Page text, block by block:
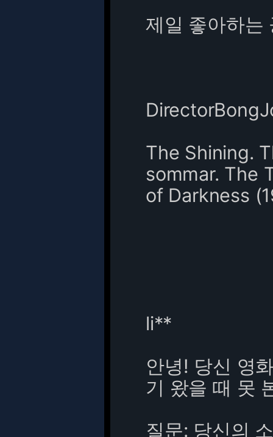
제일 좋아하는
The Shining.
sommar. The
of Darkness
li**
안녕! 당신 영
기 왔을 때 못
질문: 당신의